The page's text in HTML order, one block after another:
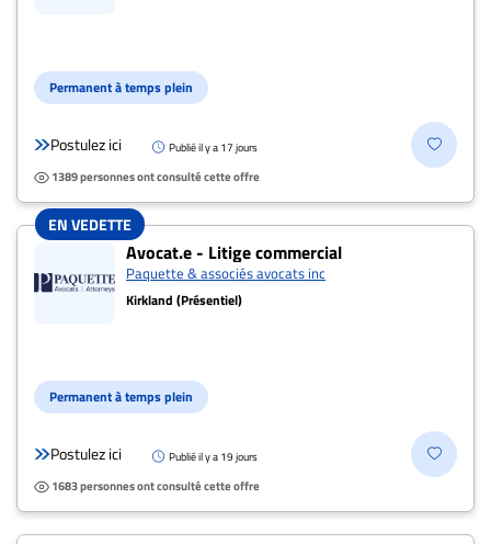
ENTREPRISES
entreprises
Page
entreprises
Publier
un
emploi
recrutements
NOUS
Nous
Permanent à temps plein
Postulez ici Publié il y a 17 jours
1389 personnes ont consulté cette offre
EN VEDETTE
Avocat.e - Litige commercial
Paquette & associés avocats inc
Kirkland (Présentiel)
Permanent à temps plein
Postulez ici Publié il y a 19 jours
1683 personnes ont consulté cette offre